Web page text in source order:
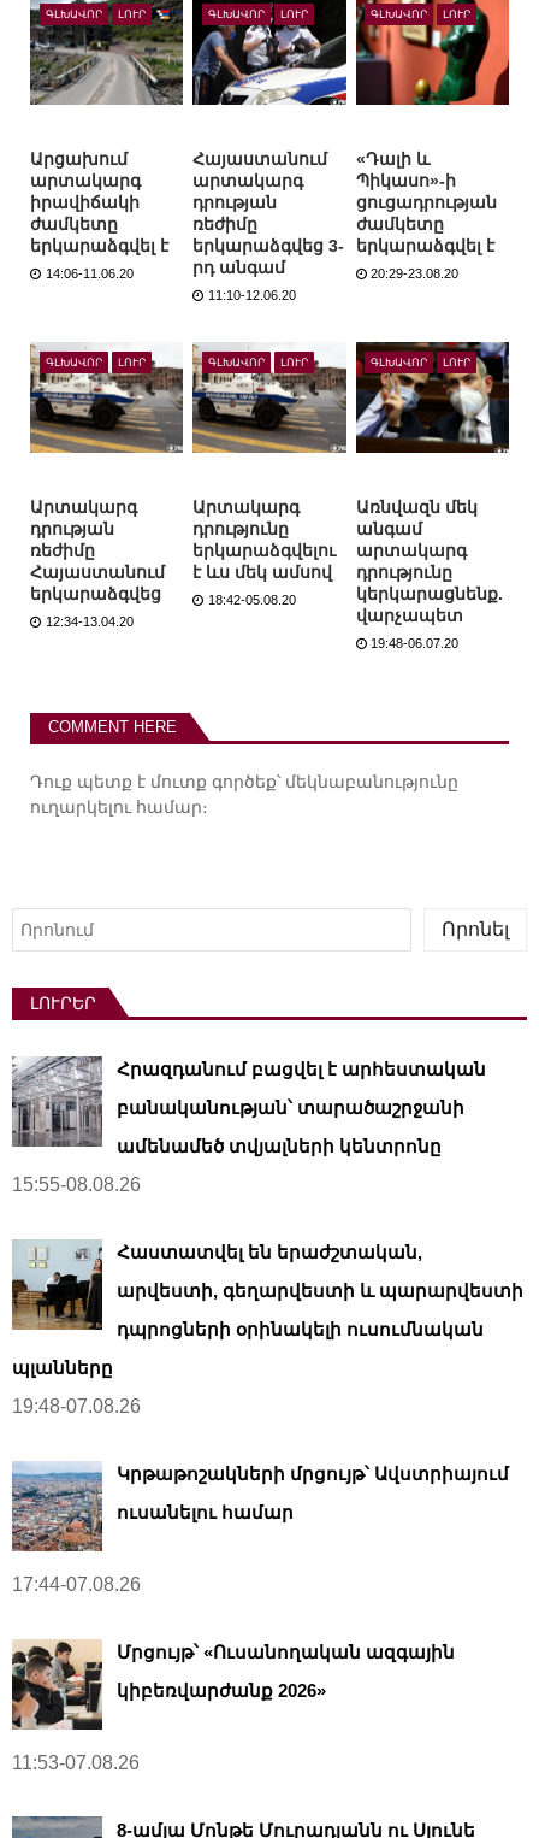
ԳԼԽԱՎՈՐ ԼՈՒՐ
Արցախում
արտակարգ
իրավիճակի
ժամկետը
երկարաձգվել է
14:06-11.06.20
ԳԼԽԱՎՈՐ ԼՈՒՐ
Հայաստանում
արտակարգ
դրության
ռեժիմը
երկարաձգվեց 3-
րդ անգամ
11:10-12.06.20
ԳԼԽԱՎՈՐ ԼՈՒՐ
«Դալի և
Պիկասո»-ի
ցուցադրության
ժամկետը
երկարաձգվել է
20:29-23.08.20
ԳԼԽԱՎՈՐ ԼՈՒՐ
Արտակարգ
դրության
ռեժիմը
Հայաստանում
երկարաձգվեց
12:34-13.04.20
ԳԼԽԱՎՈՐ ԼՈՒՐ
Արտակարգ
դրությունը
երկարաձգվելու
է ևս մեկ ամսով
18:42-05.08.20
ԳԼԽԱՎՈՐ ԼՈՒՐ
Առնվազն մեկ
անգամ
արտակարգ
դրությունը
կերկարացնենք.
վարչապետ
19:48-06.07.20
COMMENT HERE
Դուք պետք է մուտք գործեք՝ մեկնաբանությունը
ուղարկելու համար։
Որոնել
Որոնել
ԼՈՒՐԵՐ
Հրազդանում բացվել է արհեստական ​​
բանականության՝ տարածաշրջանի
ամենամեծ տվյալների կենտրոնը
15:55-08.08.26
Հաստատվել են երաժշտական,
արվեստի, գեղարվեստի և պարարվեստի
դպրոցների օրինակելի ուսումնական
պլանները
19:48-07.08.26
Կրթաթոշակների մրցույթ՝ Ավստրիայում
ուսանելու համար
17:44-07.08.26
Մրցույթ՝ «Ուսանողական ազգային
կիբեռվարժանք 2026»
11:53-07.08.26
8-ամյա Մոնթե Մուրադյանն ու Սյունե